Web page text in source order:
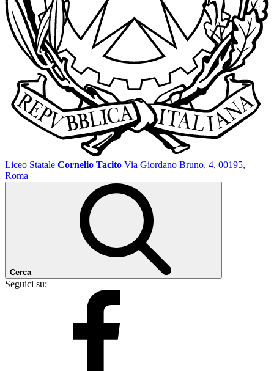
Liceo Statale Cornelio Tacito Via Giordano Bruno, 4, 00195,
Roma
Cerca
Seguici su: